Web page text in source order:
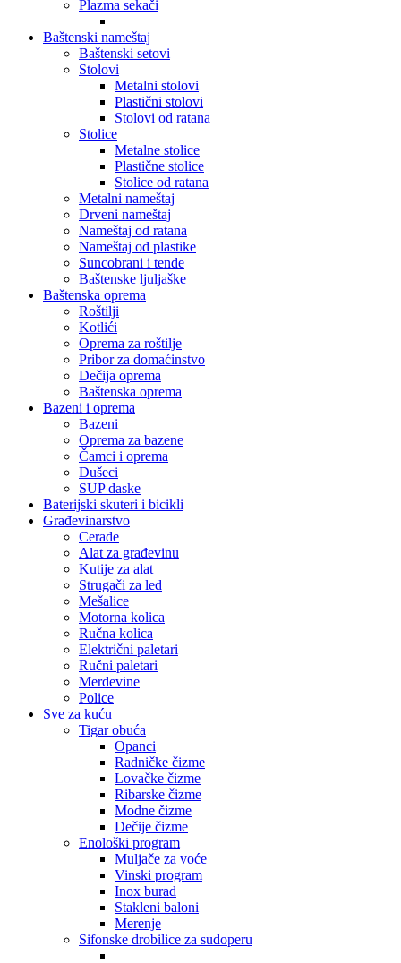
Plazma sekači
Baštenski nameštaj
Baštenski setovi
Stolovi
Metalni stolovi
Plastični stolovi
Stolovi od ratana
Stolice
Metalne stolice
Plastične stolice
Stolice od ratana
Metalni nameštaj
Drveni nameštaj
Nameštaj od ratana
Nameštaj od plastike
Suncobrani i tende
Baštenske ljuljaške
Baštenska oprema
Roštilji
Kotlići
Oprema za roštilje
Pribor za domaćinstvo
Dečija oprema
Baštenska oprema
Bazeni i oprema
Bazeni
Oprema za bazene
Čamci i oprema
Dušeci
SUP daske
Baterijski skuteri i bicikli
Građevinarstvo
Cerade
Alat za građevinu
Kutije za alat
Strugači za led
Mešalice
Motorna kolica
Ručna kolica
Električni paletari
Ručni paletari
Merdevine
Police
Sve za kuću
Tigar obuća
Opanci
Radničke čizme
Lovačke čizme
Ribarske čizme
Modne čizme
Dečije čizme
Enološki program
Muljače za voće
Vinski program
Inox burad
Stakleni baloni
Merenje
Sifonske drobilice za sudoperu